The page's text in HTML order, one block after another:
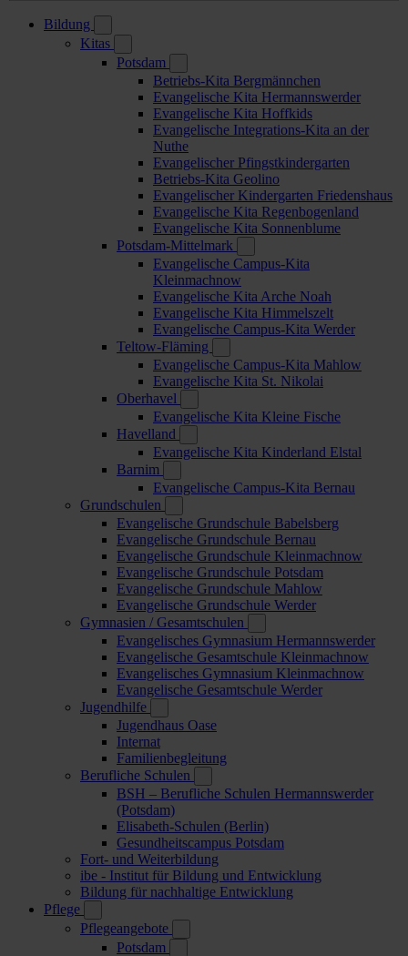
Bildung
Kitas
Potsdam
Betriebs-Kita Bergmännchen
Evangelische Kita Hermannswerder
Evangelische Kita Hoffkids
Evangelische Integrations-Kita an der
Nuthe
Evangelischer Pfingstkindergarten
Betriebs-Kita Geolino
Evangelischer Kindergarten Friedenshaus
Evangelische Kita Regenbogenland
Evangelische Kita Sonnenblume
Potsdam-Mittelmark
Evangelische Campus-Kita
Kleinmachnow
Evangelische Kita Arche Noah
Evangelische Kita Himmelszelt
Evangelische Campus-Kita Werder
Teltow-Fläming
Evangelische Campus-Kita Mahlow
Evangelische Kita St. Nikolai
Oberhavel
Evangelische Kita Kleine Fische
Havelland
Evangelische Kita Kinderland Elstal
Barnim
Evangelische Campus-Kita Bernau
Grundschulen
Evangelische Grundschule Babelsberg
Evangelische Grundschule Bernau
Evangelische Grundschule Kleinmachnow
Evangelische Grundschule Potsdam
Evangelische Grundschule Mahlow
Evangelische Grundschule Werder
Gymnasien / Gesamtschulen
Evangelisches Gymnasium Hermannswerder
Evangelische Gesamtschule Kleinmachnow
Evangelisches Gymnasium Kleinmachnow
Evangelische Gesamtschule Werder
Jugendhilfe
Jugendhaus Oase
Internat
Familienbegleitung
Berufliche Schulen
BSH – Berufliche Schulen Hermannswerder
(Potsdam)
Elisabeth-Schulen (Berlin)
Gesundheitscampus Potsdam
Fort- und Weiterbildung
ibe - Institut für Bildung und Entwicklung
Bildung für nachhaltige Entwicklung
Pflege
Pflegeangebote
Potsdam